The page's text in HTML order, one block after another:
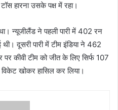
हारना उसके पक्ष में रहा।
न्यूजीलैंड ने पहली पारी में 402 रन
दूसरी पारी में टीम इंडिया ने 462
कीवी टीम को जीत के लिए सिर्फ 107
खोकर हासिल कर लिया।